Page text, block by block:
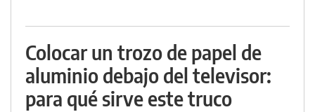
Colocar un trozo de papel de
aluminio debajo del televisor:
para qué sirve este truco